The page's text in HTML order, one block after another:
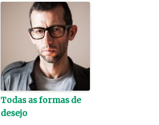
Todas as formas de
desejo